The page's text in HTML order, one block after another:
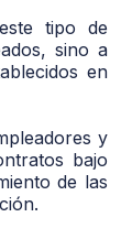
tipo de
sino a
en
y
bajo
de las